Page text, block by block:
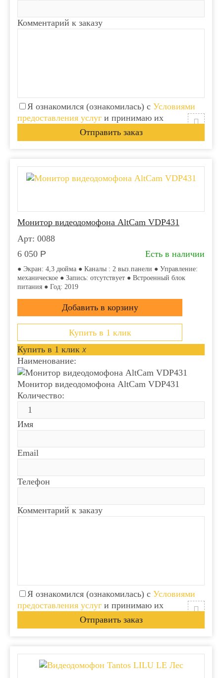
Комментарий к заказу
Я ознакомился (ознакомилась) с Условиями
предоставления услуг и принимаю их
Монитор видеодомофона АltCam VDP431
Арт: 0088
6 050 Р Есть в наличии
● Экран: 4,3 дюйма ● Каналы : 2 выз.панели ● Управление:
механическое ● Запись: отсутствует ● Встроенный блок
питания ● Год: 2019
Купить в 1 клик
Купить в 1 клик x
Наименование:
Монитор видеодомофона АltCam VDP431
Количество:
Имя
Email
Телефон
Комментарий к заказу
Я ознакомился (ознакомилась) с Условиями
предоставления услуг и принимаю их